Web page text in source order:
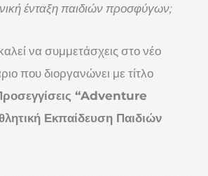
ένταξη παιδιών προσφύγων;
να συμμετάσχεις στο νέο
που διοργανώνει με τίτλο
“Adventure
Εκπαίδευση Παιδιών